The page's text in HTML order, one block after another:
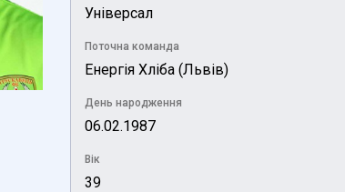
Універсал
Поточна команда
Енергія Хліба (Львів)
День народження
06.02.1987
Вік
39